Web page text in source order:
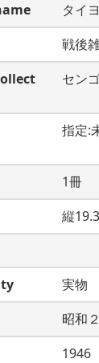
タイ
戦後
セン
指定:
1冊
縦
実物
昭和２
1946